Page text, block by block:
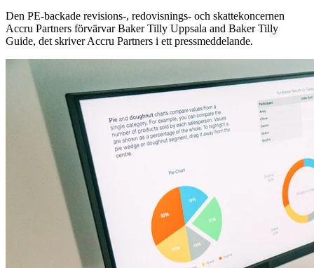
Den PE-backade revisions-, redovisnings- och skattekoncernen
Accru Partners förvärvar Baker Tilly Uppsala and Baker Tilly
Guide, det skriver Accru Partners i ett pressmeddelande.